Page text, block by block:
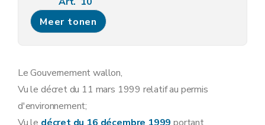
Art. 11
Art. 12
Art. 13
Art. 15
Art. 17
Sous-section 4
Art. 18
Meer tonen
Le Gouvernement wallon,
Vu le décret du 11 mars 1999 relatif au permis
d'environnement;